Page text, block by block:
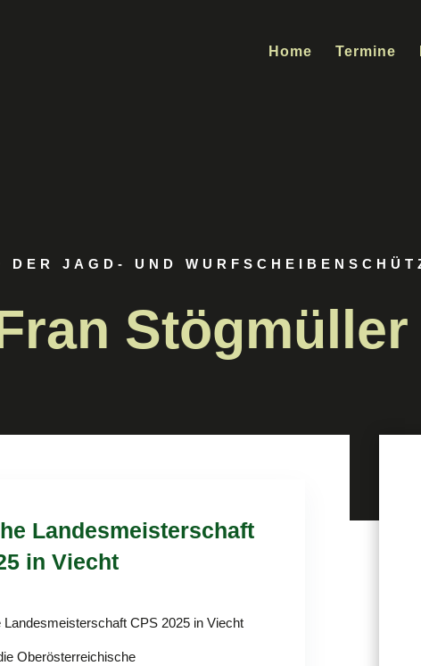
Home Termine
DER JAGD- UND
Stögmüller
Landesmeisterschaft
in Viecht
CPS 2025 in Viecht
Oberösterreichische